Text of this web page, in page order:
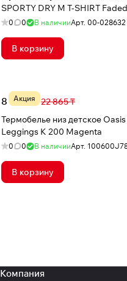
SPORTY DRY M T-SHIRT
0 0 В наличииАрт.00-028632
В корзину
Акция
8 743 ₸
22 865 ₸
Термобелье низ детское Oasis
Leggings K 200 Magenta
0 0 В наличииАрт.
В корзину
Компания